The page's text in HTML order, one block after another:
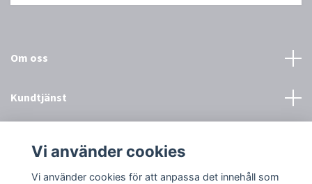
Om oss
Kundtjänst
Sociala medier
Vi använder cookies
Vi använder cookies för att anpassa det innehåll som